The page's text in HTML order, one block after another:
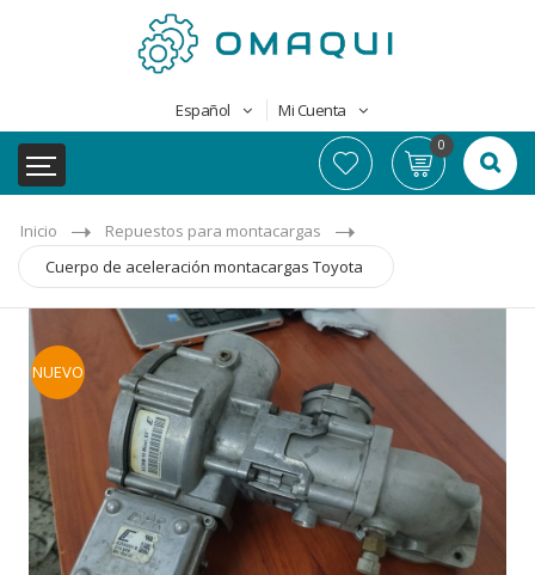
Español Mi Cuenta
0
Inicio
Repuestos para montacargas
Cuerpo de aceleración montacargas Toyota
NUEVO